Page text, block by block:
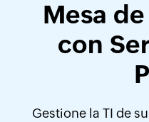
Mesa
con
Gestione la TI de